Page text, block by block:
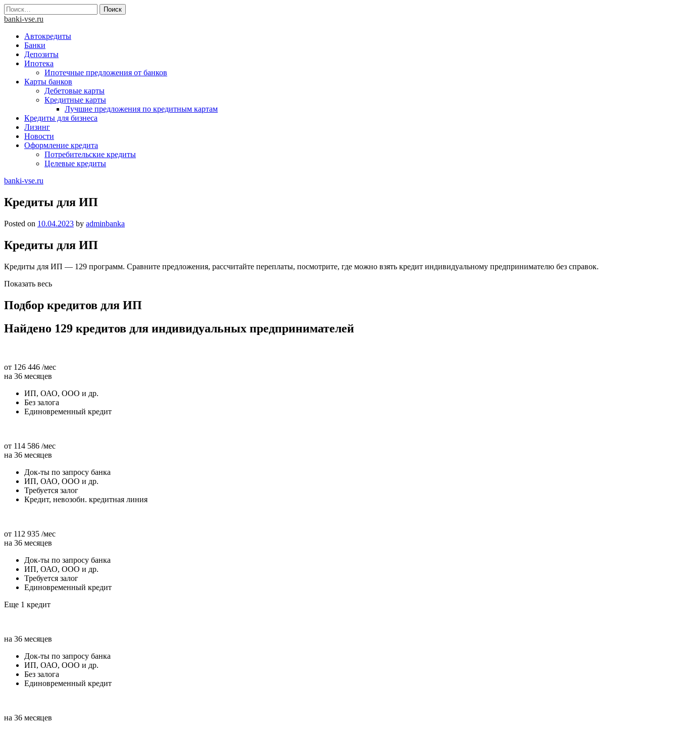
Skip
to
Найти:
banki-vse.ru
Автокредиты
Банки
Депозиты
Ипотека
Ипотечные предложения от банков
Карты банков
Дебетовые карты
Кредитные карты
Лучшие предложения по кредитным картам
Кредиты для бизнеса
Лизинг
Новости
Оформление кредита
Потребительские кредиты
Целевые кредиты
banki-vse.ru
Кредиты для ИП
Posted on 10.04.2023 by adminbanka
Кредиты для ИП
Кредиты для ИП — 129 программ. Сравните предложения, рассчитайте переплаты, посмотрите, где можно взять кредит индивидуальному предпринимателю без справок.
Показать весь
Подбор кредитов для ИП
Найдено 129 кредитов для индивидуальных предпринимателей
от 126 446 /мес
на 36 месяцев
ИП, ОАО, ООО и др.
Без залога
Единовременный кредит
от 114 586 /мес
на 36 месяцев
Док-ты по запросу банка
ИП, ОАО, ООО и др.
Требуется залог
Кредит, невозобн. кредитная линия
от 112 935 /мес
на 36 месяцев
Док-ты по запросу банка
ИП, ОАО, ООО и др.
Требуется залог
Единовременный кредит
Еще 1 кредит
на 36 месяцев
Док-ты по запросу банка
ИП, ОАО, ООО и др.
Без залога
Единовременный кредит
на 36 месяцев